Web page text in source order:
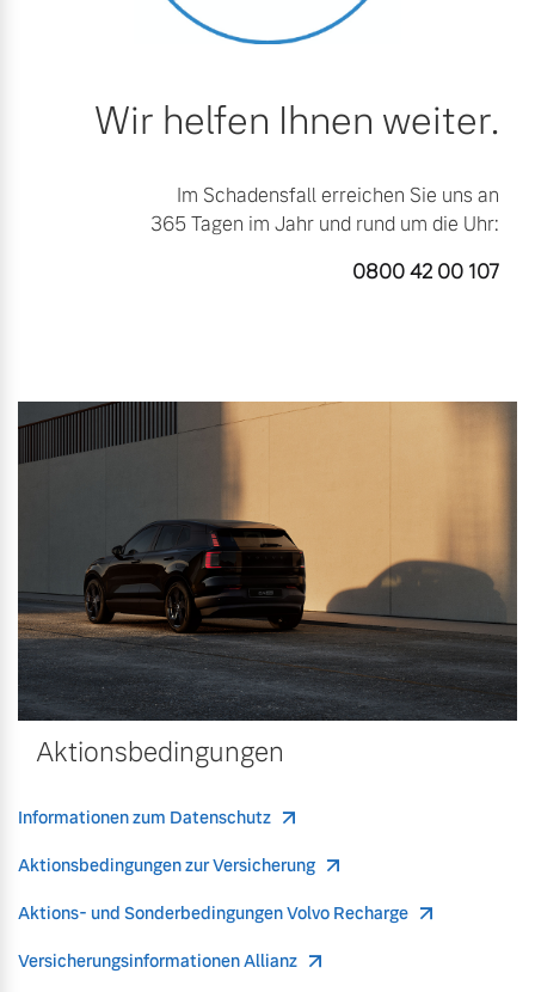
Wir helfen Ihnen weiter.
Im Schadensfall erreichen Sie uns an
365 Tagen im Jahr und rund um die Uhr:
0800 42 00 107
Aktionsbedingungen
Informationen zum Datenschutz
Aktionsbedingungen zur Versicherung
Aktions- und Sonderbedingungen Volvo Recharge
Versicherungsinformationen Allianz